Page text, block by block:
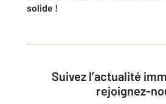
solide !
Suivez l’actualité immobilière et
rejoignez-